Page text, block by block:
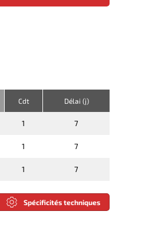
Cdt Délai (j)
1 7
1 7
1 7
Spécificités techniques